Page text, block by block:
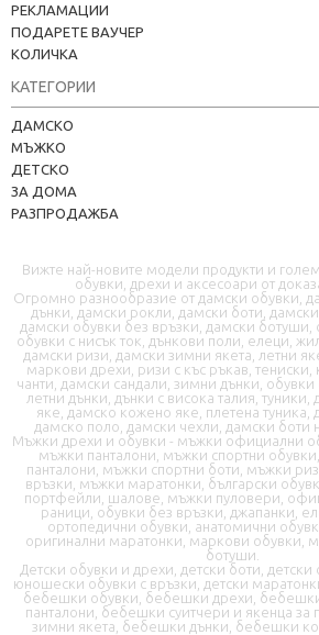
РЕКЛАМАЦИИ
ПОДАРЕТЕ ВАУЧЕР
КОЛИЧКА
КАТЕГОРИИ
ДАМСКО
МЪЖКО
ДЕТСКО
ЗА ДОМА
РАЗПРОДАЖБА
Вижте най-новите модели продукти и
обувки, дрехи и аксесоари от
Огромно разнообразие от дамски обувки,
дънки, дамски рокли, дамски боти, дамски
дамски обувки без връзки, дамски ботуши,
обувки с нисък ток, дънкови поли, елеци,
дамски ризи, дамски зимни якета, летни
маркови дрехи, ризи с къс ръкав, тениски,
чанти, дамски сандали, зимни дънки, обувки
летни дънки, дънки с висока талия, туники,
яке, дамско кожено яке, плетена туника,
дамско поло, дамски чехли, дамски боти
Мъжки дрехи и обувки - мъжки официални
мъжки панталони, мъжки спортни обувки,
панталони, мъжки спортни боти, мъжки
връзки, мъжки маратонки, български
портфейли, шалове, мъжки пуловери,
раници, обувки без връзки, джапанки,
ортопедични обувки, анатомични
оригинални маратонки, маркови обувки,
ботуши.
Детски обувки и дрехи, детски боти, детски
юношески обувки с връзки, детски
бебешки обувки, бебешки дрехи,
панталони, бебешки суитчери и якенца за
зимни якета, бебешки дънки, бебешки
Kapere.com
📦 Информация за доставка
🔄 Подмяна и връщания
❓ Въпроси и отговори
✉️ Контактна форма